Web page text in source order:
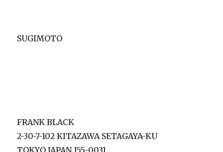
SUGIMOTO
FRANK BLACK
2-30-7-102 KITAZAWA SETAGAYA-KU